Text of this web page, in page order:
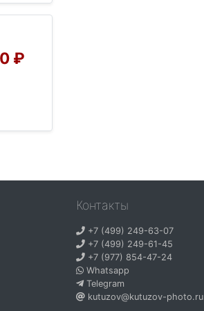
₽
Контакты
+7 (499) 249-63-07
+7 (499) 249-61-45
+7 (977) 854-47-24
Whatsapp
Telegram
kutuzov@kutuzov-photo.ru